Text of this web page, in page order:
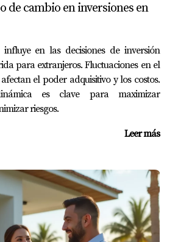
estos cinco aspectos es esencial
interesada en comprar un condo
puede resultar en problemas
más adelante. Mi nombre es
amplia experiencia en asesorar
estos temas. Si tienes preguntas o
no dudes en contactarme al
de cambio en inversiones en
en las decisiones de inversión
para extranjeros. Fluctuaciones en el
el poder adquisitivo y los costos.
es clave para maximizar
riesgos.
Leer más